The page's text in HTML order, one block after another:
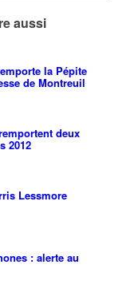
aussi
la Pépite
de Montreuil
deux
2012
Lessmore
: alerte au